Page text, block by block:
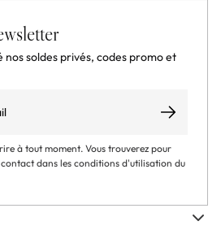
nos soldes privés, codes promo et
S’abonner
à tout moment. Vous trouverez pour
dans les conditions d'utilisation du